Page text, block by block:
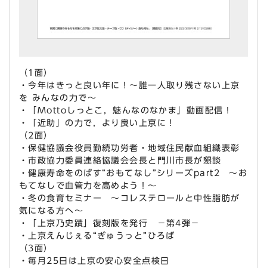
（1面）
・今年はきっと良い年に！～誰一人取り残さない上京
を みんなの力で～
・「Mottoしっとこ，魅んなのなかま」動画配信！
・「近助」の力で，より良い上京に！
（2面）
・保健協議会役員勤続功労者・地域住民献血組織表彰
・市政協力委員連絡協議会会長と門川市長が懇談
・健康寿命をのばす“おもてなし”シリーズpart2 ～お
もてなしで血管力を高めよう！～
・冬の食育セミナー ～コレステロールと中性脂肪が
気になる方へ～
・「上京乃史蹟」復刻版を発行 －第4弾－
・上京えんじぇる“ぎゅうっと”ひろば
（3面）
・毎月25日は上京の安心安全点検日